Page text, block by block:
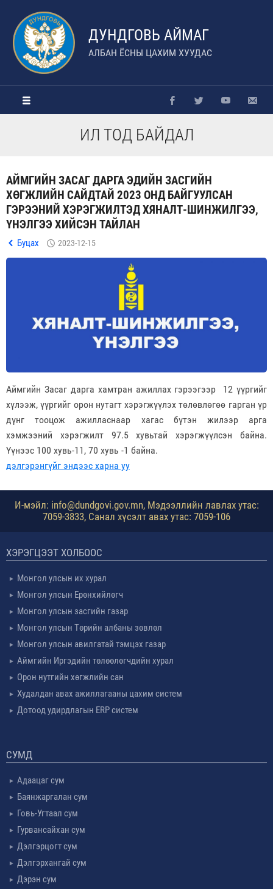
ДУНДГОВЬ АЙМАГ
АЛБАН ЁСНЫ ЦАХИМ ХУУДАС
ИЛ ТОД БАЙДАЛ
АЙМГИЙН ЗАСАГ ДАРГА ЭДИЙН ЗАСГИЙН
ХӨГЖЛИЙН САЙДТАЙ 2023 ОНД БАЙГУУЛСАН
ГЭРЭЭНИЙ ХЭРЭГЖИЛТЭД ХЯНАЛТ-ШИНЖИЛГЭЭ,
ҮНЭЛГЭЭ ХИЙСЭН ТАЙЛАН
Буцах 2023-12-15
Аймгийн Засаг дарга хамтран ажиллах гэрээгээр 12 үүргийг
хүлээж, үүргийг орон нутагт хэрэгжүүлэх төлөвлөгөө гарган үр
дүнг тооцож ажилласнаар хагас бүтэн жилээр арга
хэмжээний хэрэгжилт 97.5 хувьтай хэрэгжүүлсэн байна.
Үүнээс 100 хувь-11, 70 хувь -1 байна.
дэлгэрэнгүйг эндээс харна уу
И-мэйл: info@dundgovi.gov.mn, Мэдээллийн лавлах утас:
7059-3833, Санал хүсэлт авах утас: 7059-106
ХЭРЭГЦЭЭТ ХОЛБООС
Монгол улсын их хурал
Монгол улсын Ерөнхийлөгч
Монгол улсын засгийн газар
Монгол улсын Төрийн албаны зөвлөл
Монгол улсын авилгатай тэмцэх газар
Аймгийн Иргэдийн төлөөлөгчдийн хурал
Орон нутгийн хөгжлийн сан
Худалдан авах ажиллагааны цахим систем
Дотоод удирдлагын ERP систем
СУМД
Адаацаг сум
Баянжаргалан сум
Говь-Угтаал сум
Гурвансайхан сум
Дэлгэрцогт сум
Дэлгэрхангай сум
Дэрэн сум